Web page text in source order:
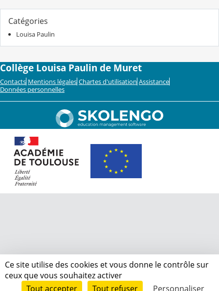
Catégories
Louisa Paulin
Collège Louisa Paulin de Muret
Contacts Mentions légales Chartes d'utilisation Assistance
Données personnelles
Ce site utilise des cookies et vous donne le contrôle sur
ceux que vous souhaitez activer
Tout accepter
Tout refuser Personnaliser